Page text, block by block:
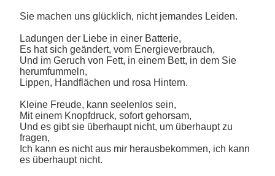
Sie machen uns glücklich, nicht jemandes Leiden.
Ladungen der Liebe in einer Batterie,
Es hat sich geändert, vom Energieverbrauch,
Und im Geruch von Fett, in einem Bett, in dem Sie
herumfummeln,
Lippen, Handflächen und rosa Hintern.
Kleine Freude, kann seelenlos sein,
Mit einem Knopfdruck, sofort gehorsam,
Und es gibt sie überhaupt nicht, um überhaupt zu
fragen,
Ich kann es nicht aus mir herausbekommen, ich kann
es überhaupt nicht.